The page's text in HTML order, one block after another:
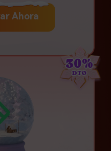
Ahora
30%
DTO